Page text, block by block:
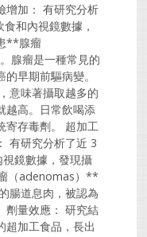
增加： 有研究分析
和內視鏡數據，
**腺瘤
腺瘤是一種常見的
早期前驅病變。​
意味著攝取越多的
越高。日常飲喝添
寄存毒劑。 超加工
有研究分析了近 3
鏡數據，發現攝
（adenomas）**
腸道息肉，被認為
劑量效應： 研究結
超加工食品，長出